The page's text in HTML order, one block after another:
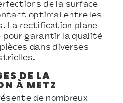
de la surface
optimal entre les
La rectification plane
pour garantir la qualité
dans diverses
DE LA
À METZ
de nombreux